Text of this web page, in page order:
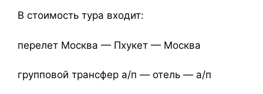
В стоимость тура входит:
перелет Москва — Пхукет — Москва
групповой трансфер а/п — отель — а/п